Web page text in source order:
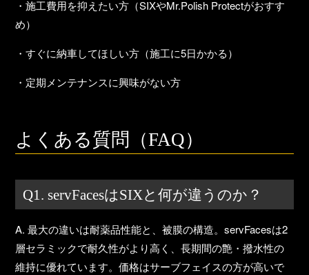
・施工費用を抑えたい方（SIXやMr.Polish Protectがおすす
め）
・すぐに納車してほしい方（施工に5日かかる）
・定期メンテナンスに興味がない方
よくある質問（FAQ）
Q1. servFacesはSIXと何が違うのか？
A. 最大の違いは耐薬品性能と、被膜の構造。servFacesは2
層セラミックで耐久性がより高く、長期間の艶・撥水性の
維持に優れています。価格はサーブフェイスの方が高いで